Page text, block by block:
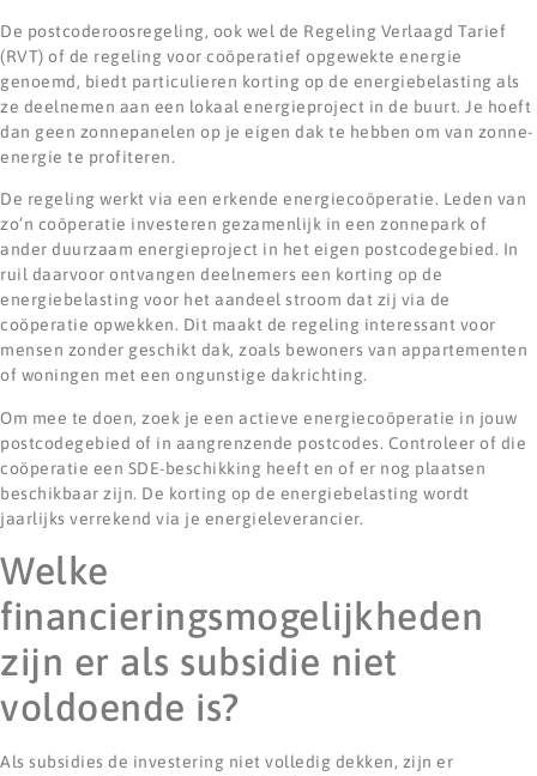
De postcoderoosregeling, ook wel de Regeling Verlaagd Tarief
(RVT) of de regeling voor coöperatief opgewekte energie
genoemd, biedt particulieren korting op de energiebelasting als
ze deelnemen aan een lokaal energieproject in de buurt. Je hoeft
dan geen zonnepanelen op je eigen dak te hebben om van zonne-
energie te profiteren.
De regeling werkt via een erkende energiecoöperatie. Leden van
zo’n coöperatie investeren gezamenlijk in een zonnepark of
ander duurzaam energieproject in het eigen postcodegebied. In
ruil daarvoor ontvangen deelnemers een korting op de
energiebelasting voor het aandeel stroom dat zij via de
coöperatie opwekken. Dit maakt de regeling interessant voor
mensen zonder geschikt dak, zoals bewoners van appartementen
of woningen met een ongunstige dakrichting.
Om mee te doen, zoek je een actieve energiecoöperatie in jouw
postcodegebied of in aangrenzende postcodes. Controleer of die
coöperatie een SDE-beschikking heeft en of er nog plaatsen
beschikbaar zijn. De korting op de energiebelasting wordt
jaarlijks verrekend via je energieleverancier.
Welke
financieringsmogelijkheden
zijn er als subsidie niet
voldoende is?
Als subsidies de investering niet volledig dekken, zijn er